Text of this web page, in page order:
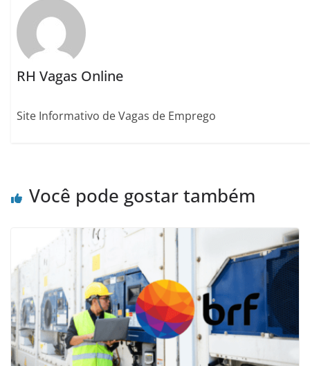
RH Vagas Online
Site Informativo de Vagas de Emprego
Você pode gostar também